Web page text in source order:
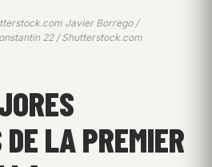
Javier Borrego /
22 / Shutterstock.com
LA PREMIER